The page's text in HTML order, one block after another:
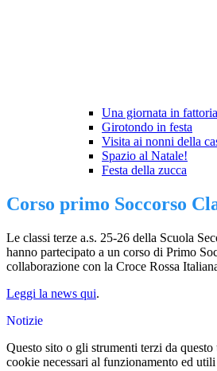
Una giornata in fattoria
Girotondo in festa
Visita ai nonni della
Spazio al Natale!
Festa della zucca
Corso primo Soccorso
Le classi terze a.s. 25-26 della Scuola
hanno partecipato a un corso di Primo
collaborazione con la Croce Rossa
Leggi la news qui.
Notizie
Questo sito o gli strumenti terzi da
cookie necessari al funzionamento ed